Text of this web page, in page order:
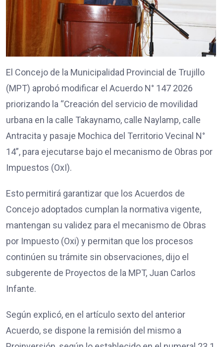
El Concejo de la Municipalidad Provincial de Trujillo
(MPT) aprobó modificar el Acuerdo N° 147 2026
priorizando la “Creación del servicio de movilidad
urbana en la calle Takaynamo, calle Naylamp, calle
Antracita y pasaje Mochica del Territorio Vecinal N°
14”, para ejecutarse bajo el mecanismo de Obras por
Impuestos (OxI).
Esto permitirá garantizar que los Acuerdos de
Concejo adoptados cumplan la normativa vigente,
mantengan su validez para el mecanismo de Obras
por Impuesto (Oxi) y permitan que los procesos
continúen su trámite sin observaciones, dijo el
subgerente de Proyectos de la MPT, Juan Carlos
Infante.
Según explicó, en el artículo sexto del anterior
Acuerdo, se dispone la remisión del mismo a